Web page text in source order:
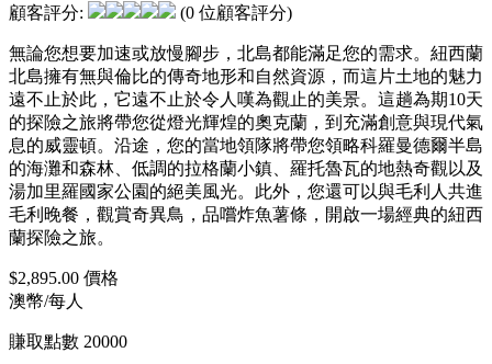
顧客評分:
(0 位顧客評分)
無論您想要加速或放慢腳步，北島都能滿足您的需求。紐西蘭
北島擁有無與倫比的傳奇地形和自然資源，而這片土地的魅力
遠不止於此，它遠不止於令人嘆為觀止的美景。這趟為期10天
的探險之旅將帶您從燈光輝煌的奧克蘭，到充滿創意與現代氣
息的威靈頓。沿途，您的當地領隊將帶您領略科羅曼德爾半島
的海灘和森林、低調的拉格蘭小鎮、羅托魯瓦的地熱奇觀以及
湯加里羅國家公園的絕美風光。此外，您還可以與毛利人共進
毛利晚餐，觀賞奇異鳥，品嚐炸魚薯條，開啟一場經典的紐西
蘭探險之旅。
$2,895.00 價格
澳幣/每人
賺取點數 20000